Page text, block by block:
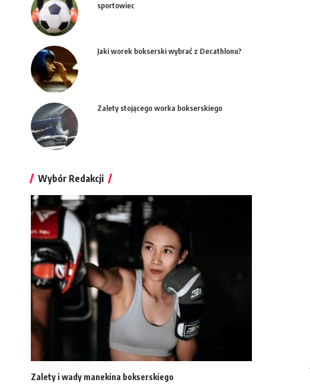
sportowiec
Jaki worek bokserski wybrać z Decathlonu?
Zalety stojącego worka bokserskiego
Wybór Redakcji
Zalety i wady manekina bokserskiego